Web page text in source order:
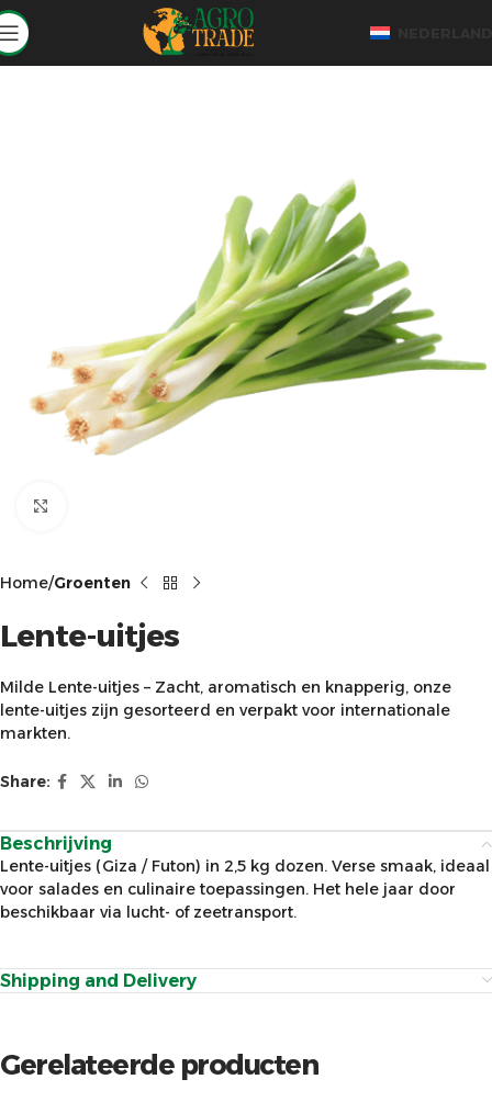
Home Groenten
Lente-uitjes
Milde Lente-uitjes – Zacht, aromatisch en knapperig, onze
lente-uitjes zijn gesorteerd en verpakt voor internationale
markten.
Share:
Beschrijving
Lente-uitjes (Giza / Futon) in 2,5 kg dozen. Verse smaak, ideaal
voor salades en culinaire toepassingen. Het hele jaar door
beschikbaar via lucht- of zeetransport.
Shipping and Delivery
Gerelateerde producten